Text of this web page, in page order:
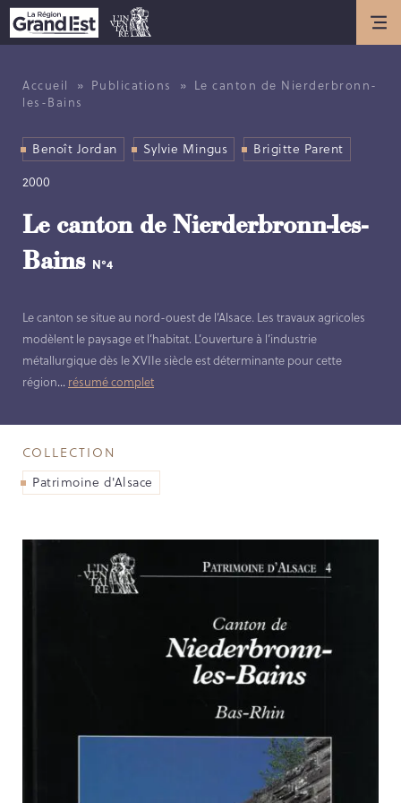
Actualités
ACTUALITÉS
ANNIVERSAIRE DE L’INVENTAIRE
CULTUREL
Présentation
LES MISSIONS DE L’INVENTAIRE
GÉNÉRAL
LES MÉTIERS DE L’INVENTAIRE
GÉNÉRAL
LES MEMBRES DE L’ÉQUIPE
LES SOUTIENS ACCORDÉS PAR LA
Publications
TOUTES LES PUBLICATIONS
CAHIERS DU PATRIMOINE
CLEFS DU PATRIMOINE
INDICATEURS DU PATRIMOINE
INVENTAIRE TOPOGRAPHIQUE
Accueil » Publications » Le canton de Nierderbronn-
les-Bains
Benoît Jordan Sylvie Mingus
Brigitte Parent
2000
Le canton de Nierderbronn-les-
Bains N°4
Le canton se situe au nord-ouest de l’Alsace. Les travaux agricoles
modèlent le paysage et l’habitat. L’ouverture à l’industrie
métallurgique dès le XVIIe siècle est déterminante pour cette
région... résumé complet
COLLECTION
Patrimoine d'Alsace